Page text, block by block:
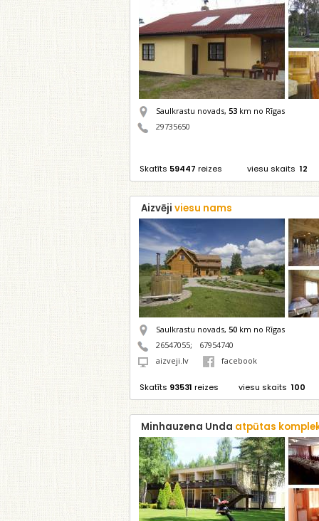
Saulkrastu novads, 53 km no Rīgas
29735650
Skatīts 59447 reizes viesu skaits 12
Aizvēji viesu nams
Saulkrastu novads, 50 km no Rīgas
26547055;
67954740
aizveji.lv
facebook
Skatīts 93531 reizes viesu skaits 100
Minhauzena Unda atpūtas